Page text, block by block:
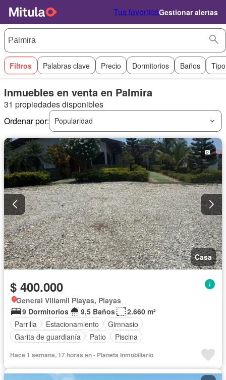
Tus favoritosGestionar alertas
Filtros Palabras clave Precio Dormitorios Baños
Inmuebles en venta en Palmira
31 propiedades disponibles
Ordenar por:
Popularidad
Casa
$ 400.000
General Villamil Playas, Playas
9 Dormitorios
9,5 Baños
2.660 m²
Parrilla
Estacionamiento
Gimnasio
Garita de guardianía
Patio Piscina
Hace 1 semana, 17 horas en - Planeta Inmobiliario